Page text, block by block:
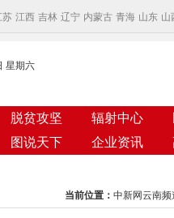
苏 江西 吉林 辽宁 内蒙古 青海 山东 山
星期六
脱贫攻坚 辐射中心
图说天下 企业资讯
当前位置： 中新网云南频